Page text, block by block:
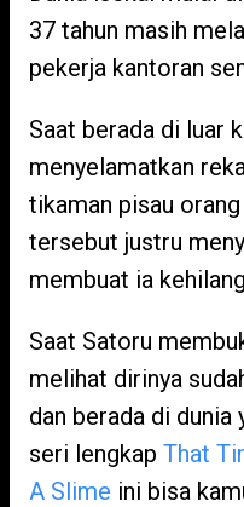
37 tahun masih
pekerja kantoran
Saat berada di luar
menyelamatkan
tikaman pisau
tersebut justru
membuat ia
Saat Satoru
melihat dirinya
dan berada di dunia
seri lengkap That
A Slime ini bisa